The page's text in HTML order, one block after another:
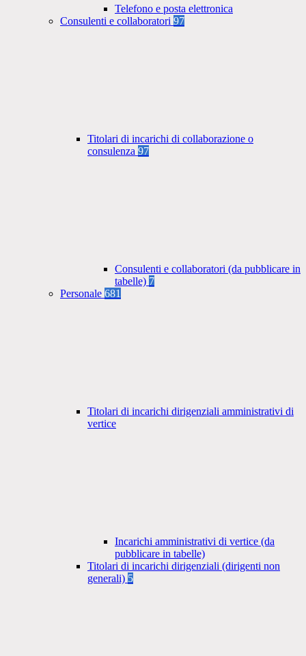
Telefono e posta elettronica
Consulenti e collaboratori 97
Titolari di incarichi di collaborazione o
consulenza 97
Consulenti e collaboratori (da pubblicare in
tabelle) 7
Personale 681
Titolari di incarichi dirigenziali amministrativi di
vertice
Incarichi amministrativi di vertice (da
pubblicare in tabelle)
Titolari di incarichi dirigenziali (dirigenti non
generali) 5